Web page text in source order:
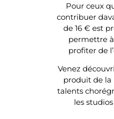
Pour ceux
contribuer
de 16 € est
permettre
profiter de
Venez
produit de la
talents
les